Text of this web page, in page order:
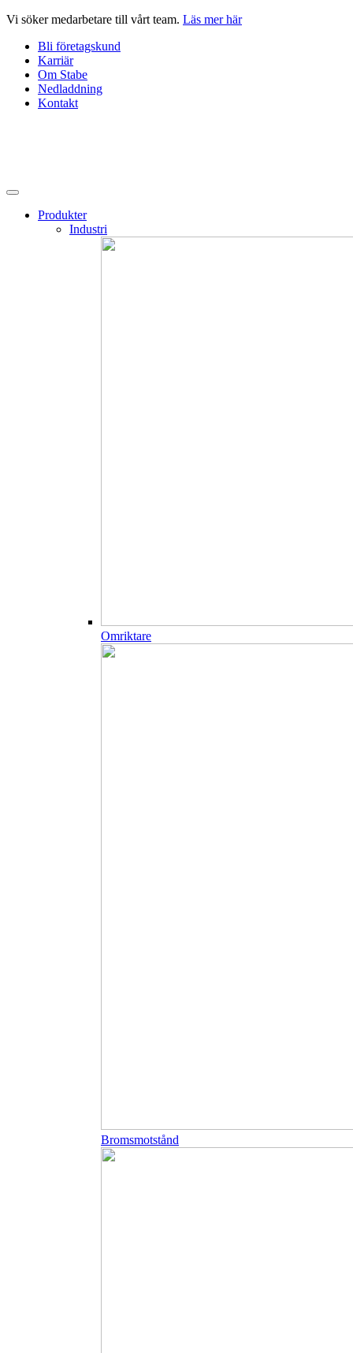
Hoppa
innehåll
Vi söker medarbetare till vårt team. Läs mer här
Bli företagskund
Karriär
Om Stabe
Nedladdning
Kontakt
Produkter
Industri
Omriktare
Bromsmotstånd